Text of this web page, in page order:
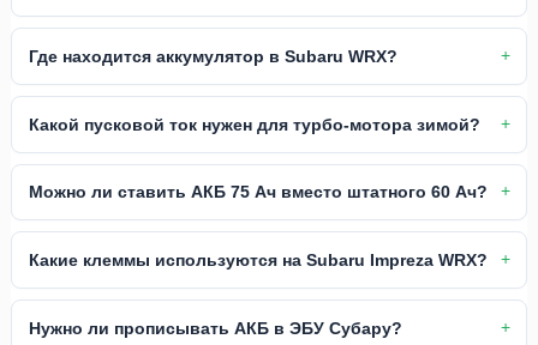
Где находится аккумулятор в Subaru WRX?
Какой пусковой ток нужен для турбо-мотора зимой?
Можно ли ставить АКБ 75 Ач вместо штатного 60 Ач?
Какие клеммы используются на Subaru Impreza WRX?
Нужно ли прописывать АКБ в ЭБУ Субару?